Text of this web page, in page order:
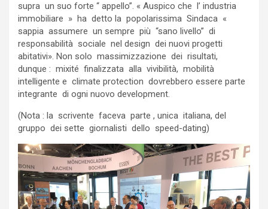
supra un suo forte “ appello”. « Auspico che l’ industria
immobiliare » ha detto la popolarissima Sindaca «
sappia assumere un sempre più “sano livello” di
responsabilità sociale nel design dei nuovi progetti
abitativi». Non solo massimizzazione dei risultati,
dunque : mixité finalizzata alla vivibilità, mobilità
intelligente e climate protection dovrebbero essere parte
integrante di ogni nuovo development.
(Nota : la scrivente faceva parte , unica italiana, del
gruppo dei sette giornalisti dello speed-dating)